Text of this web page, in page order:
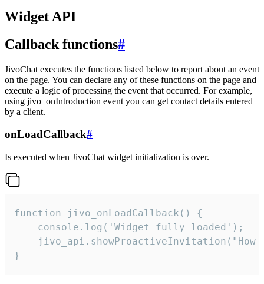
Widget API
Callback functions#
JivoChat executes the functions listed below to report about an event
on the page. You can declare any of these functions on the page and
execute a logic of processing the event that occurred. For example,
using jivo_onIntroduction event you can get contact details entered
by a client.
onLoadCallback#
Is executed when JivoChat widget initialization is over.
function jivo_onLoadCallback() {
    console.log('Widget fully loaded');
jivo_api.showProactiveInvitation("How
}